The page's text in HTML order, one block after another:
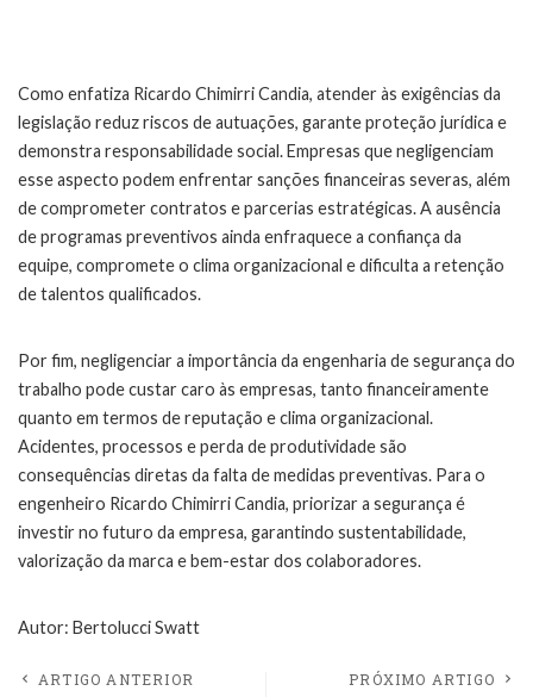
Como enfatiza Ricardo Chimirri Candia, atender às exigências da
legislação reduz riscos de autuações, garante proteção jurídica e
demonstra responsabilidade social. Empresas que negligenciam
esse aspecto podem enfrentar sanções financeiras severas, além
de comprometer contratos e parcerias estratégicas. A ausência
de programas preventivos ainda enfraquece a confiança da
equipe, compromete o clima organizacional e dificulta a retenção
de talentos qualificados.
Por fim, negligenciar a importância da engenharia de segurança do
trabalho pode custar caro às empresas, tanto financeiramente
quanto em termos de reputação e clima organizacional.
Acidentes, processos e perda de produtividade são
consequências diretas da falta de medidas preventivas. Para o
engenheiro Ricardo Chimirri Candia, priorizar a segurança é
investir no futuro da empresa, garantindo sustentabilidade,
valorização da marca e bem-estar dos colaboradores.
Autor: Bertolucci Swatt
ARTIGO ANTERIOR PRÓXIMO ARTIGO